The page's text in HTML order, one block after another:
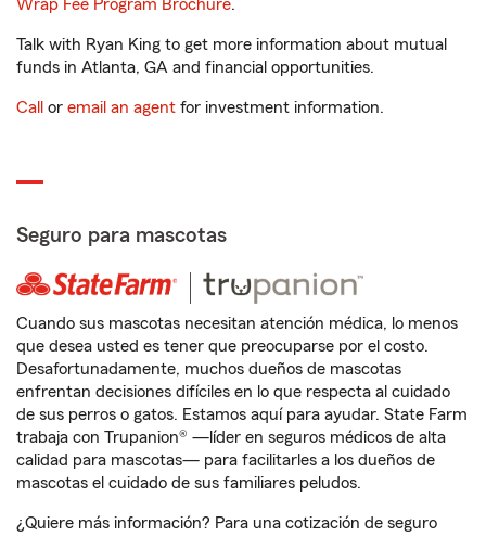
Wrap Fee Program Brochure.
Talk with Ryan King to get more information about mutual
funds in Atlanta, GA and financial opportunities.
Call or email an agent for investment information.
Seguro para mascotas
Cuando sus mascotas necesitan atención médica, lo menos
que desea usted es tener que preocuparse por el costo.
Desafortunadamente, muchos dueños de mascotas
enfrentan decisiones difíciles en lo que respecta al cuidado
de sus perros o gatos. Estamos aquí para ayudar. State Farm
trabaja con Trupanion® —líder en seguros médicos de alta
calidad para mascotas— para facilitarles a los dueños de
mascotas el cuidado de sus familiares peludos.
¿Quiere más información? Para una cotización de seguro